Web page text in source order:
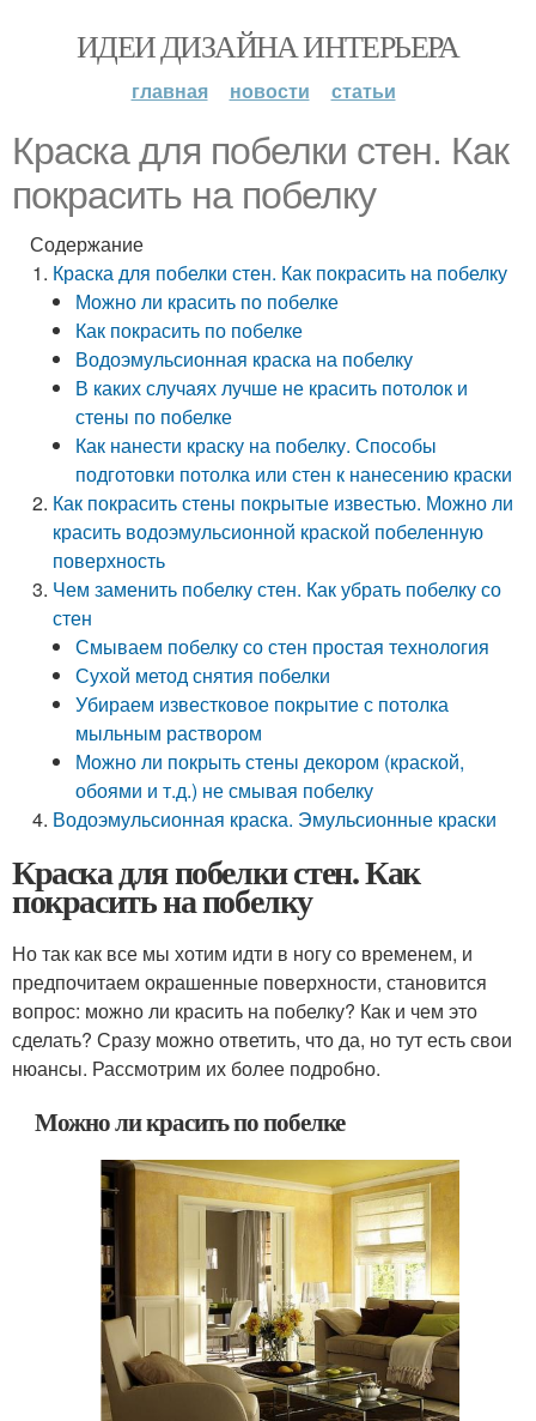
ИДЕИ ДИЗАЙНА ИНТЕРЬЕРА
главная новости статьи
Краска для побелки стен. Как
покрасить на побелку
Содержание
Краска для побелки стен. Как покрасить на побелку
Можно ли красить по побелке
Как покрасить по побелке
Водоэмульсионная краска на побелку
В каких случаях лучше не красить потолок и
стены по побелке
Как нанести краску на побелку. Способы
подготовки потолка или стен к нанесению краски
Как покрасить стены покрытые известью. Можно ли
красить водоэмульсионной краской побеленную
поверхность
Чем заменить побелку стен. Как убрать побелку со
стен
Смываем побелку со стен простая технология
Сухой метод снятия побелки
Убираем известковое покрытие с потолка
мыльным раствором
Можно ли покрыть стены декором (краской,
обоями и т.д.) не смывая побелку
Водоэмульсионная краска. Эмульсионные краски
Краска для побелки стен. Как
покрасить на побелку
Но так как все мы хотим идти в ногу со временем, и
предпочитаем окрашенные поверхности, становится
вопрос: можно ли красить на побелку? Как и чем это
сделать? Сразу можно ответить, что да, но тут есть свои
нюансы. Рассмотрим их более подробно.
Можно ли красить по побелке